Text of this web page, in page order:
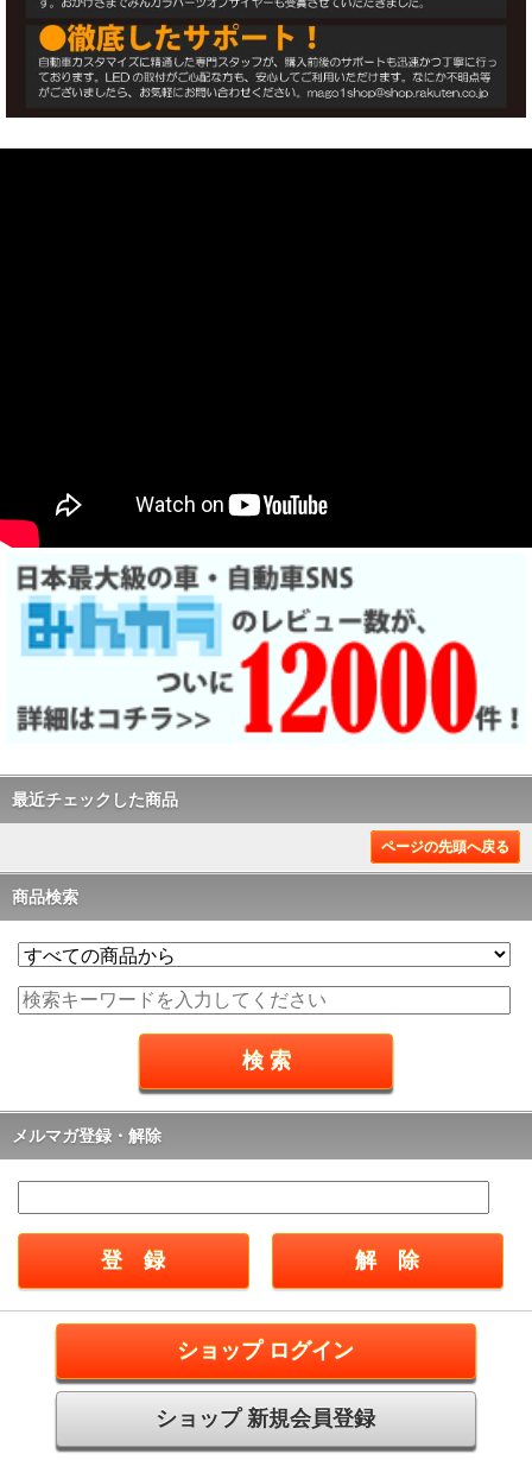
最近チェックした商品
ページの先頭へ戻る
商品検索
メルマガ登録・解除
ショップ ログイン
ショップ 新規会員登録